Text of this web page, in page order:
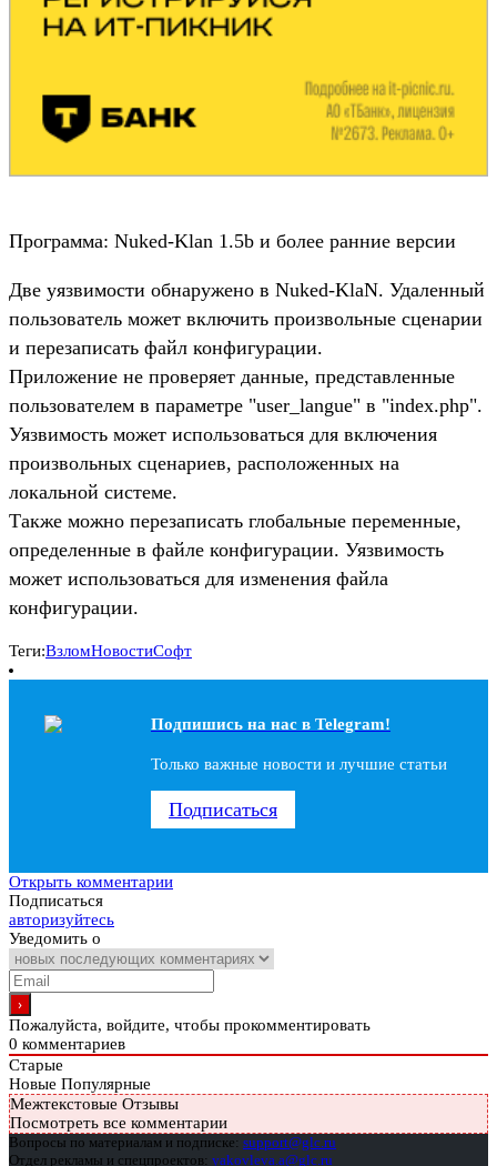
Программа: Nuked-Klan 1.5b и более ранние версии
Две уязвимости обнаружено в Nuked-KlaN. Удаленный
пользователь может включить произвольные сценарии
и перезаписать файл конфигурации.
Приложение не проверяет данные, представленные
пользователем в параметре "user_langue" в "index.php".
Уязвимость может использоваться для включения
произвольных сценариев, расположенных на
локальной системе.
Также можно перезаписать глобальные переменные,
определенные в файле конфигурации. Уязвимость
может использоваться для изменения файла
конфигурации.
Теги:ВзломНовостиСофт
Подпишись на наc в Telegram!
Только важные новости и лучшие статьи
Подписаться
Открыть комментарии
Подписаться
авторизуйтесь
Уведомить о
Пожалуйста, войдите, чтобы прокомментировать
0 комментариев
Старые
Новые Популярные
Межтекстовые Отзывы
Посмотреть все комментарии
Вопросы по материалам и подписке: support@glc.ru
Отдел рекламы и спецпроектов: yakovleva.a@glc.ru